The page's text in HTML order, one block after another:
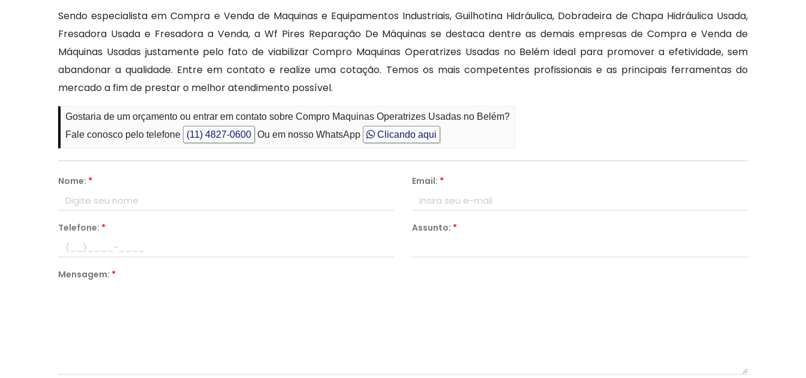
Sendo especialista em Compra e Venda de Maquinas e Equipamentos Industriais, Guilhotina Hidráulica, Dobradeira de Chapa Hidráulica Usada,
Fresadora Usada e Fresadora a Venda, a Wf Pires Reparação De Máquinas se destaca dentre as demais empresas de Compra e Venda de
Máquinas Usadas justamente pelo fato de viabilizar Compro Maquinas Operatrizes Usadas no Belém ideal para promover a efetividade, sem
abandonar a qualidade. Entre em contato e realize uma cotação. Temos os mais competentes profissionais e as principais ferramentas do
mercado a fim de prestar o melhor atendimento possível.
Gostaria de um orçamento ou entrar em contato sobre Compro Maquinas Operatrizes Usadas no Belém?
Fale conosco pelo telefone
(11) 4827-0600 Ou em nosso WhatsApp Clicando aqui
Nome: * Email: *
Telefone: * Assunto: *
Mensagem: *